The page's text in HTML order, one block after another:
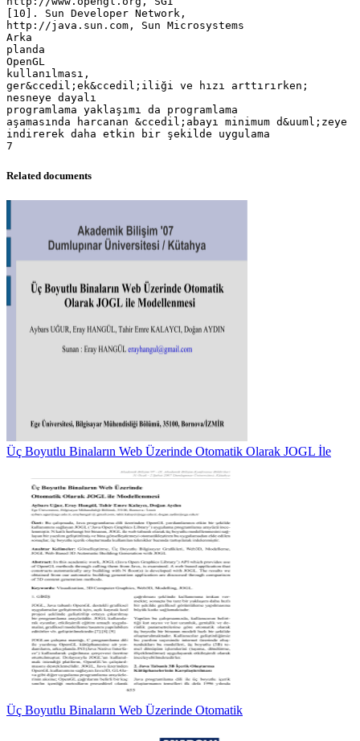
Related documents
Üç Boyutlu Binaların Web Üzerinde Otomatik Olarak JOGL İle
Üç Boyutlu Binaların Web Üzerinde Otomatik